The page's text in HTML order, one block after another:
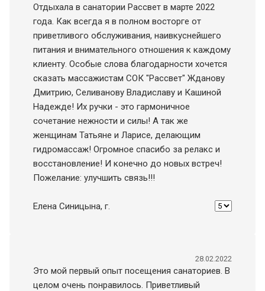
Отдыхала в санатории Рассвет в марте 2022
года. Как всегда я в полном восторге от
приветливого обслуживания, наивкуснейшего
питания и внимательного отношения к каждому
клиенту. Особые слова благодарности хочется
сказать массажистам СОК "Рассвет" Жданову
Дмитрию, Селиванову Владиславу и Кашиной
Надежде! Их ручки - это гармоничное
сочетание нежности и силы! А так же
женщинам Татьяне и Ларисе, делающим
гидромассаж! Огромное спасибо за релакс и
восстановление! И конечно до новых встреч!
Пожелание: улучшить связь!!!
Елена Синицына, г.
28.02.2022
Это мой первый опыт посещения санаториев. В
целом очень понравилось. Приветливый